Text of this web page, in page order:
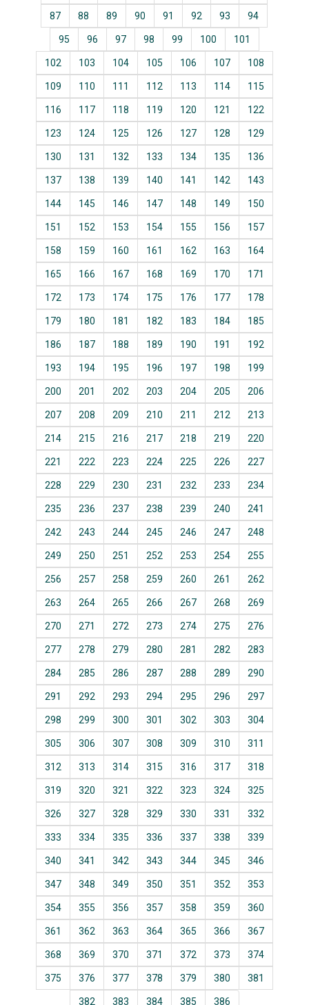
87 88 89 90 91 92 93 94
95 96 97 98 99 100 101
102 103 104 105 106 107 108
109 110 111 112 113 114 115
116 117 118 119 120 121 122
123 124 125 126 127 128 129
130 131 132 133 134 135 136
137 138 139 140 141 142 143
144 145 146 147 148 149 150
151 152 153 154 155 156 157
158 159 160 161 162 163 164
165 166 167 168 169 170 171
172 173 174 175 176 177 178
179 180 181 182 183 184 185
186 187 188 189 190 191 192
193 194 195 196 197 198 199
200 201 202 203 204 205 206
207 208 209 210 211 212 213
214 215 216 217 218 219 220
221 222 223 224 225 226 227
228 229 230 231 232 233 234
235 236 237 238 239 240 241
242 243 244 245 246 247 248
249 250 251 252 253 254 255
256 257 258 259 260 261 262
263 264 265 266 267 268 269
270 271 272 273 274 275 276
277 278 279 280 281 282 283
284 285 286 287 288 289 290
291 292 293 294 295 296 297
298 299 300 301 302 303 304
305 306 307 308 309 310 311
312 313 314 315 316 317 318
319 320 321 322 323 324 325
326 327 328 329 330 331 332
333 334 335 336 337 338 339
340 341 342 343 344 345 346
347 348 349 350 351 352 353
354 355 356 357 358 359 360
361 362 363 364 365 366 367
368 369 370 371 372 373 374
375 376 377 378 379 380 381
382 383 384 385 386